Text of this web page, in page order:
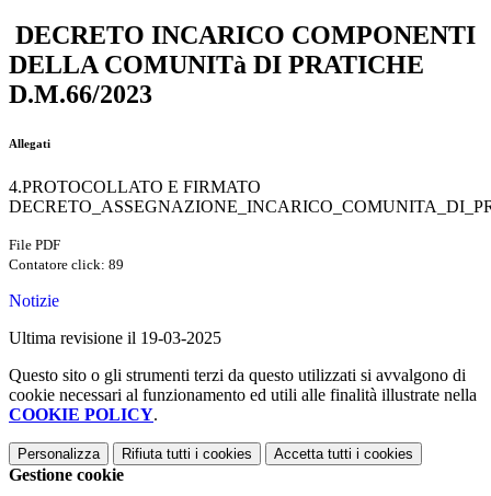
DECRETO INCARICO COMPONENTI
DELLA COMUNITà DI PRATICHE
D.M.66/2023
Allegati
4.PROTOCOLLATO E FIRMATO
File PDF
Contatore click: 89
Notizie
Ultima revisione il 19-03-2025
Questo sito o gli strumenti terzi da questo utilizzati si avvalgono di
cookie necessari al funzionamento ed utili alle finalità illustrate nella
COOKIE POLICY.
Personalizza Rifiuta tutti i cookies Accetta tutti i cookies
Gestione cookie